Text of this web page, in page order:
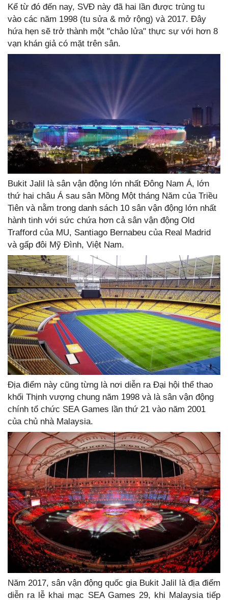
Kể từ đó đến nay, SVĐ này đã hai lần được trùng tu
vào các năm 1998 (tu sửa & mở rộng) và 2017. Đây
hứa hẹn sẽ trở thành một "chảo lửa" thực sự với hơn 8
vạn khán giả có mặt trên sân.
Bukit Jalil là sân vận động lớn nhất Đông Nam Á, lớn
thứ hai châu Á sau sân Mồng Một tháng Năm của Triều
Tiên và nằm trong danh sách 10 sân vận động lớn nhất
hành tinh với sức chứa hơn cả sân vận động Old
Trafford của MU, Santiago Bernabeu của Real Madrid
và gấp đôi Mỹ Đình, Việt Nam.
Địa điểm này cũng từng là nơi diễn ra Đại hội thể thao
khối Thịnh vượng chung năm 1998 và là sân vận động
chính tổ chức SEA Games lần thứ 21 vào năm 2001
của chủ nhà Malaysia.
Năm 2017, sân vận động quốc gia Bukit Jalil là địa điểm
diễn ra lễ khai mạc SEA Games 29, khi Malaysia tiếp